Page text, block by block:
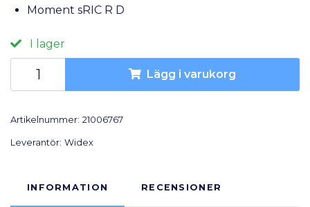
Moment sRIC R D
I lager
Lägg i varukorg
Artikelnummer: 21006767
Leverantör: Widex
INFORMATION RECENSIONER